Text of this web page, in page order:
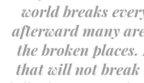
world breaks
afterward many
the broken
that will not